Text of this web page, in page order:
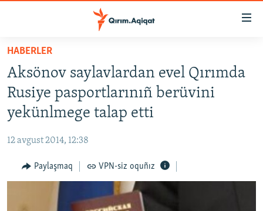
Esas
qaytmaq
Baş
navigatsiyağa
qaytmaq
Qıdıruvğa
qaytmaq
HABERLER
İQTİSADİYAT
MEDENİYET
İNSAN AQLARI
HABERLER
Aksönov saylavlardan evel Qırımda
Rusiye pasportlarınıñ berüvini
yekünlmege talap etti
12 avgust 2014, 12:38
Paylaşmaq VPN-siz oquñız